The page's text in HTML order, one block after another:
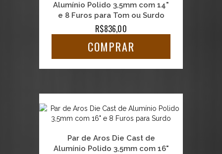
Alumínio Polido 3,5mm com 14"
e 8 Furos para Tom ou Surdo
R$836,00
COMPRAR
Par de Aros Die Cast de
Alumínio Polido 3,5mm com 16"